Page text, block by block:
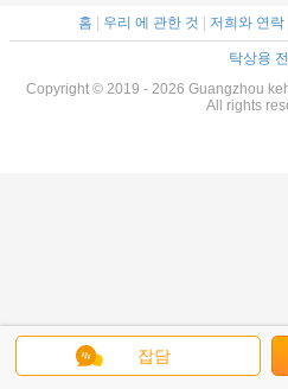
잡담
홈 우리 에 관한 것 저희와 연락
탁상용
Copyright © 2019 - 2026 Guangzhou
All rights